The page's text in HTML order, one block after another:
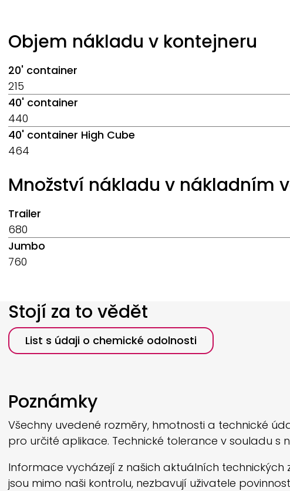
Objem nákladu v kontejneru
20' container
215
40' container
440
40' container High Cube
464
Množství nákladu v nákladním
Trailer
680
Jumbo
760
Stojí za to vědět
List s údaji o chemické odolnosti
Poznámky
Všechny uvedené rozměry, hmotnosti a technické
pro určité aplikace. Technické tolerance v souladu s
Informace vycházejí z našich aktuálních technických
jsou mimo naši kontrolu, nezbavují uživatele